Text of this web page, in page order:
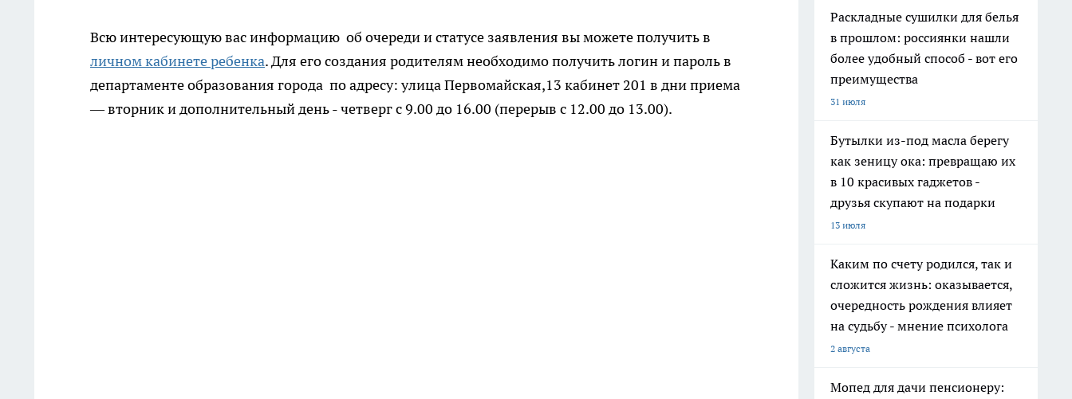
Всю интересующую вас информацию об очереди и статусе заявления вы можете получить в
личном кабинете ребенка. Для его создания родителям необходимо получить логин и пароль в
департаменте образования города по адресу: улица Первомайская,13 кабинет 201 в дни приема
— вторник и дополнительный день - четверг с 9.00 до 16.00 (перерыв с 12.00 до 13.00).
Раскладные сушилки для белья
в прошлом: россиянки нашли
более удобный способ - вот его
преимущества
31 июля
Бутылки из-под масла берегу
как зеницу ока: превращаю их
в 10 красивых гаджетов -
друзья скупают на подарки
13 июля
Каким по счету родился, так и
сложится жизнь: оказывается,
очередность рождения влияет
на судьбу - мнение психолога
2 августа
Мопед для дачи пенсионеру: